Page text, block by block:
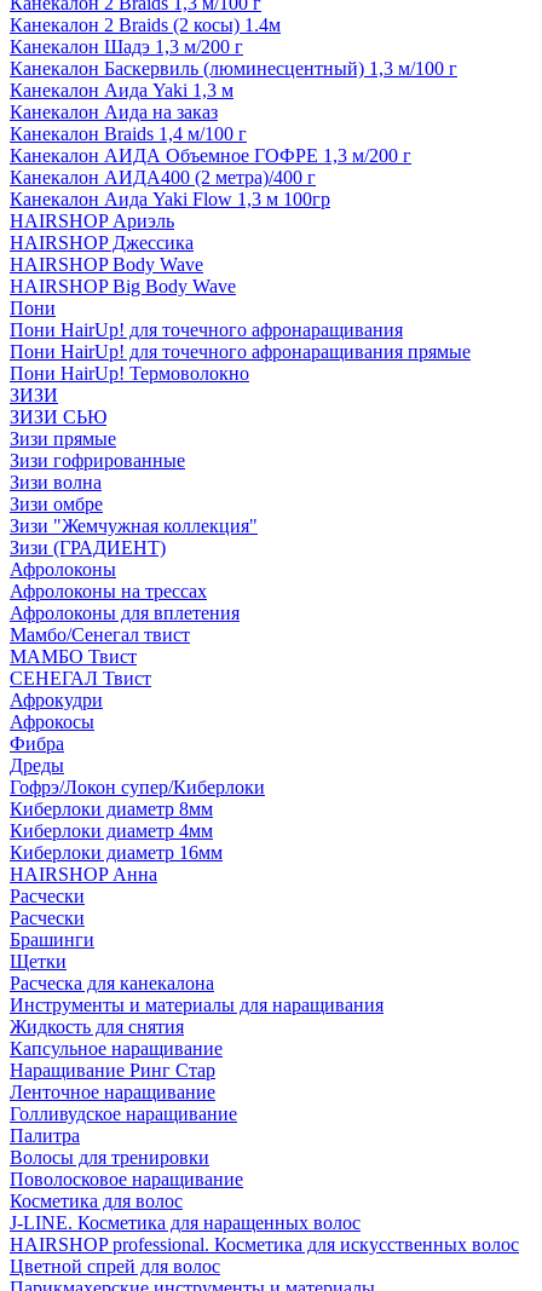
Канекалон 2 Braids (2 косы) 1.4м
Канекалон Шадэ 1,3 м/200 г
Канекалон Баскервиль (люминесцентный) 1,3 м/100 г
Канекалон Аида Yaki 1,3 м
Канекалон Аида на заказ
Канекалон Braids 1,4 м/100 г
Канекалон АИДА Объемное ГОФРЕ 1,3 м/200 г
Канекалон АИДА400 (2 метра)/400 г
Канекалон Аида Yaki Flow 1,3 м 100гр
HAIRSHOP Ариэль
HAIRSHOP Джессика
HAIRSHOP Body Wave
HAIRSHOP Big Body Wave
Пони
Пони HairUp! для точечного афронаращивания
Пони HairUp! для точечного афронаращивания прямые
Пони HairUp! Термоволокно
ЗИЗИ
ЗИЗИ СЬЮ
Зизи прямые
Зизи гофрированные
Зизи волна
Зизи омбре
Зизи "Жемчужная коллекция"
Зизи (ГРАДИЕНТ)
Афролоконы
Афролоконы на трессах
Афролоконы для вплетения
Мамбо/Сенегал твист
МАМБО Твист
СЕНЕГАЛ Твист
Афрокудри
Афрокосы
Фибра
Дреды
Гофрэ/Локон супер/Киберлоки
Киберлоки диаметр 8мм
Киберлоки диаметр 4мм
Киберлоки диаметр 16мм
HAIRSHOP Анна
Расчески
Расчески
Брашинги
Щетки
Расческа для канекалона
Инструменты и материалы для наращивания
Жидкость для снятия
Капсульное наращивание
Наращивание Ринг Стар
Ленточное наращивание
Голливудское наращивание
Палитра
Волосы для тренировки
Поволосковое наращивание
Косметика для волос
J-LINE. Косметика для наращенных волос
HAIRSHOP professional. Косметика для искусственных волос
Цветной спрей для волос